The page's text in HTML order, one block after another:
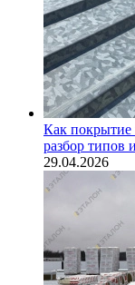
Как покрытие
разбор типов
29.04.2026